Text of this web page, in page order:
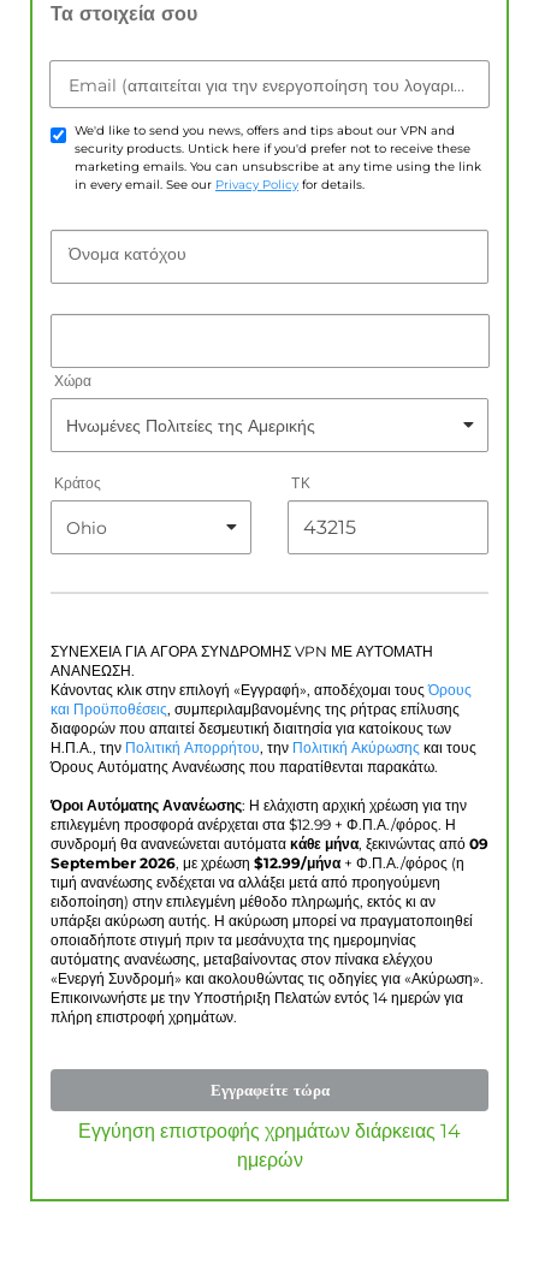
Τα στοιχεία σου
Email (απαιτείται για την ενεργοποίηση του λογαριασμού)
We'd like to send you news, offers and tips about our VPN and
security products. Untick here if you'd prefer not to receive these
marketing emails. You can unsubscribe at any time using the link
in every email. See our Privacy Policy for details.
Όνομα κατόχου
Χώρα
Κράτος ΤΚ
ΣΥΝΕΧΕΙΑ ΓΙΑ ΑΓΟΡΑ ΣΥΝΔΡΟΜΗΣ VPN ΜΕ ΑΥΤΟΜΑΤΗ
ΑΝΑΝΕΩΣΗ.
Κάνοντας κλικ στην επιλογή «Εγγραφή», αποδέχομαι τουςΌρους
και Προϋποθέσεις, συμπεριλαμβανομένης της ρήτρας επίλυσης
διαφορών που απαιτεί δεσμευτική διαιτησία για κατοίκους των
Η.Π.Α., την Πολιτική Απορρήτου, την Πολιτική Ακύρωσης και τους
Όρους Αυτόματης Ανανέωσης που παρατίθενται παρακάτω.
Όροι Αυτόματης Ανανέωσης: Η ελάχιστη αρχική χρέωση για την
επιλεγμένη προσφορά ανέρχεται στα $12.99 + Φ.Π.Α./φόρος. Η
συνδρομή θα ανανεώνεται αυτόματα κάθε μήνα, ξεκινώντας από 09
September 2026, με χρέωση $12.99/μήνα + Φ.Π.Α./φόρος (η
τιμή ανανέωσης ενδέχεται να αλλάξει μετά από προηγούμενη
ειδοποίηση) στην επιλεγμένη μέθοδο πληρωμής, εκτός κι αν
υπάρξει ακύρωση αυτής. Η ακύρωση μπορεί να πραγματοποιηθεί
οποιαδήποτε στιγμή πριν τα μεσάνυχτα της ημερομηνίας
αυτόματης ανανέωσης, μεταβαίνοντας στον πίνακα ελέγχου
«Ενεργή Συνδρομή» και ακολουθώντας τις οδηγίες για «Ακύρωση».
Επικοινωνήστε με την Υποστήριξη Πελατών εντός 14 ημερών για
πλήρη επιστροφή χρημάτων.
Εγγραφείτε τώρα
Εγγύηση επιστροφής χρημάτων διάρκειας 14
ημερών